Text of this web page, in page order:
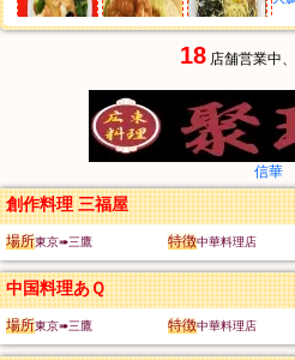
18店舗営業中、
信華
創作料理 三福屋
場所東京➠三鷹 特徴中華料理店
中国料理あＱ
場所東京➠三鷹 特徴中華料理店